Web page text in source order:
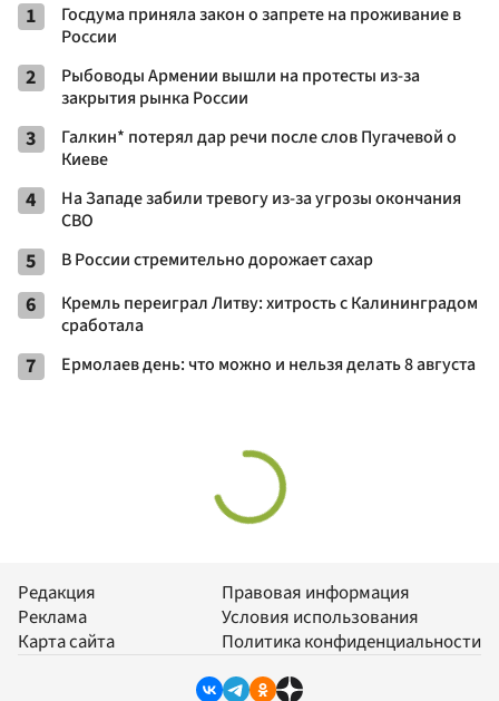
1
Госдума приняла закон о запрете на проживание в
России
2
Рыбоводы Армении вышли на протесты из-за
закрытия рынка России
3
Галкин* потерял дар речи после слов Пугачевой о
Киеве
4
На Западе забили тревогу из-за угрозы окончания
СВО
5 В России стремительно дорожает сахар
6
Кремль переиграл Литву: хитрость с Калининградом
сработала
7 Ермолаев день: что можно и нельзя делать 8 августа
Редакция
Реклама
Карта сайта
Правовая информация
Условия использования
Политика конфиденциальности